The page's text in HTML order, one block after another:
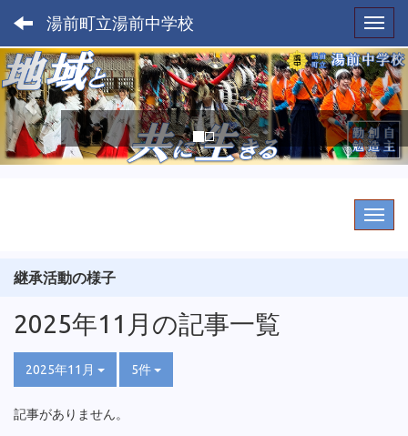
湯前町立湯前中学校
p
r
e
v
i
n
e
x
t
継承活動の様子
2025年11月の記事一覧
2025年11月 5件
記事がありません。